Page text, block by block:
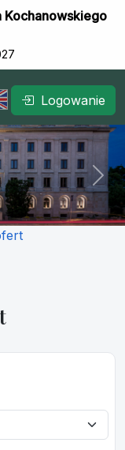
Kochanowskiego
Logowanie
Next